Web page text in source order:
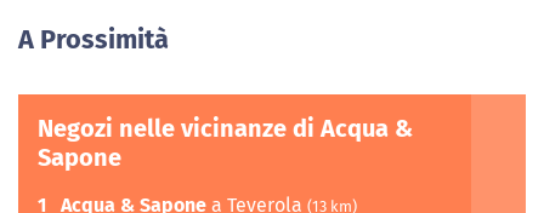
A Prossimità
Negozi nelle vicinanze di Acqua &
Sapone
1 Acqua & Sapone a Teverola (13 km)